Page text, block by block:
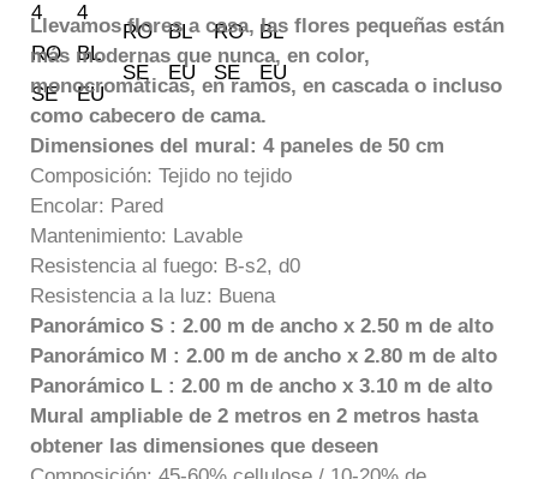
Llevamos flores a casa, las flores pequeñas están
más modernas que nunca, en color,
monocromáticas, en ramos, en cascada o incluso
como cabecero de cama.
Dimensiones del mural: 4 paneles de 50 cm
Composición: Tejido no tejido
Encolar: Pared
Mantenimiento: Lavable
Resistencia al fuego: B-s2, d0
Resistencia a la luz: Buena
Panorámico S : 2.00 m de ancho x 2.50 m de alto
Panorámico M : 2.00 m de ancho x 2.80 m de alto
Panorámico L : 2.00 m de ancho x 3.10 m de alto
Mural ampliable de 2 metros en 2 metros hasta
obtener las dimensiones que deseen